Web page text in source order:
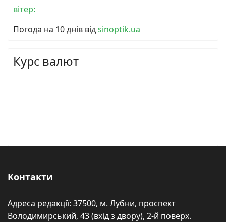
вітер:
Погода на 10 днів відsinoptik.ua
Курс валют
Контакти
Адреса редакції: 37500, м. Лубни, проспект
Володимирський, 43 (вхід з двору), 2-й поверх.